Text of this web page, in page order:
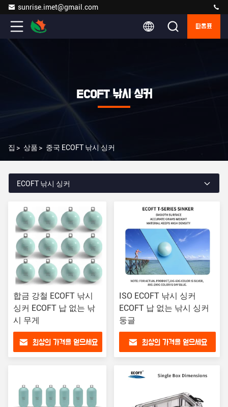
sunrise.imet@gmail.com
따옴표
ECOFT 낚시 싱커
집 > 상품 > 중국 ECOFT 낚시 싱커
ECOFT 낚시 싱커
합금 강철 ECOFT 낚시
싱커 ECOFT 납 없는 낚
시 무게
최상의 가격을 얻으세요
ISO ECOFT 낚시 싱커
ECOFT 납 없는 낚시 싱커
둥글
최상의 가격을 얻으세요